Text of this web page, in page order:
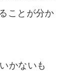
ことが分か
かないも